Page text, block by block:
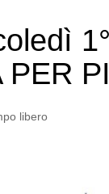
PER
libero